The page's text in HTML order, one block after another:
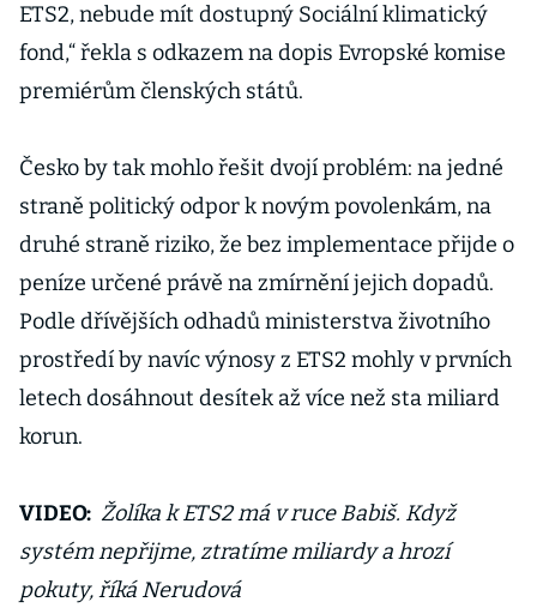
ETS2, nebude mít dostupný Sociální klimatický
fond,“ řekla s odkazem na dopis Evropské komise
premiérům členských států.
Česko by tak mohlo řešit dvojí problém: na jedné
straně politický odpor k novým povolenkám, na
druhé straně riziko, že bez implementace přijde o
peníze určené právě na zmírnění jejich dopadů.
Podle dřívějších odhadů ministerstva životního
prostředí by navíc výnosy z ETS2 mohly v prvních
letech dosáhnout desítek až více než sta miliard
korun.
VIDEO: Žolíka k ETS2 má v ruce Babiš. Když
systém nepřijme, ztratíme miliardy a hrozí
pokuty, říká Nerudová